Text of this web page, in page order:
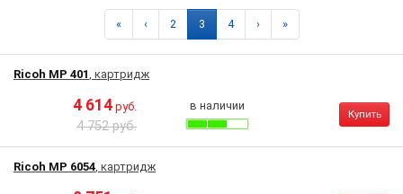
« ‹ 2 3 4 › »
Ricoh MP 401, картридж
4 614 руб.
4 752 руб.
в наличии
Купить
Ricoh MP 6054, картридж